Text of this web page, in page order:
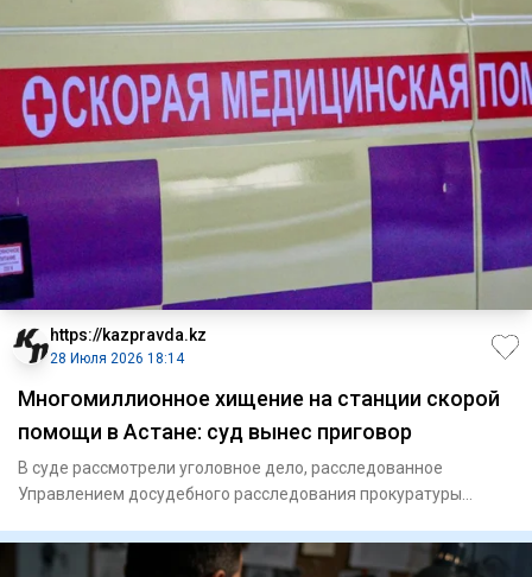
https://kazpravda.kz
28 Июля 2026 18:14
Многомиллионное хищение на станции скорой
помощи в Астане: суд вынес приговор
В суде рассмотрели уголовное дело, расследованное
Управлением досудебного расследования прокуратуры